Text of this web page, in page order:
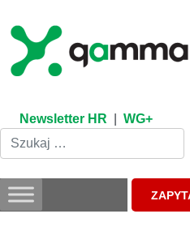
content
Newsletter HR WG+